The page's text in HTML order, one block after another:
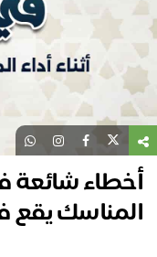
شائعة في
يقع